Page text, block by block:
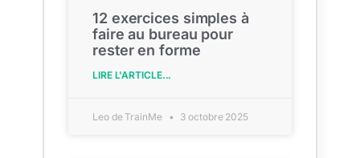
12 exercices simples à
faire au bureau pour
rester en forme
LIRE L'ARTICLE...
Leo de TrainMe 3 octobre 2025